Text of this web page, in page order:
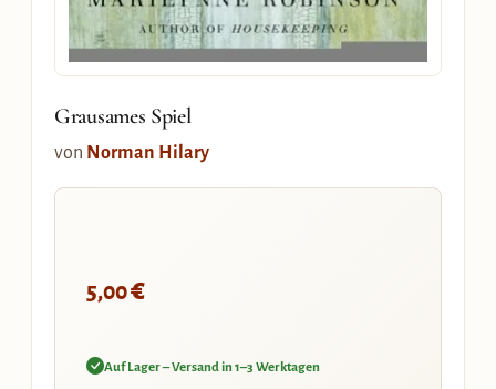
Grausames Spiel
von Norman Hilary
5,00€
Auf Lager – Versand in 1–3 Werktagen